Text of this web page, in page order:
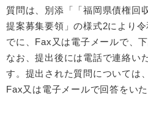
質問は、別添「「福岡県債権回
提案募集要領」の様式2により
でに、Fax又は電子メールで、
なお、提出後には電話で連絡い
す。提出された質問については
Fax又は電子メールで回答をいた